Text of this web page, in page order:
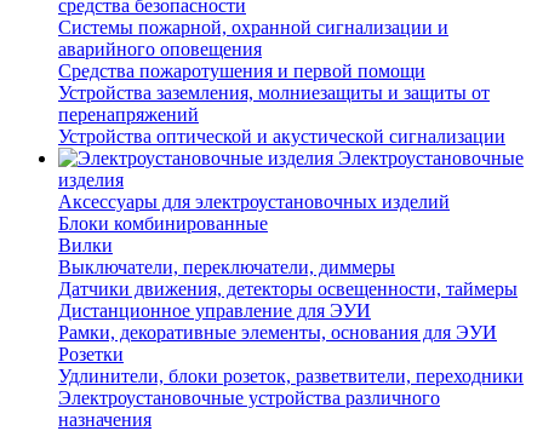
средства безопасности
Системы пожарной, охранной сигнализации и
аварийного оповещения
Средства пожаротушения и первой помощи
Устройства заземления, молниезащиты и защиты от
перенапряжений
Устройства оптической и акустической сигнализации
Электроустановочные
изделия
Аксессуары для электроустановочных изделий
Блоки комбинированные
Вилки
Выключатели, переключатели, диммеры
Датчики движения, детекторы освещенности, таймеры
Дистанционное управление для ЭУИ
Рамки, декоративные элементы, основания для ЭУИ
Розетки
Удлинители, блоки розеток, разветвители, переходники
Электроустановочные устройства различного
назначения